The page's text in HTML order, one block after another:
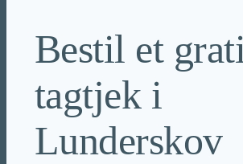
Bestil et
tagtjek i
Lunderskov